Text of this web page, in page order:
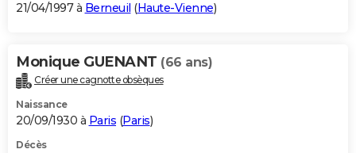
21/04/1997 à Berneuil (Haute-Vienne)
Monique GUENANT (66 ans)
Créer une cagnotte obsèques
Naissance
20/09/1930 à Paris (Paris)
Décès